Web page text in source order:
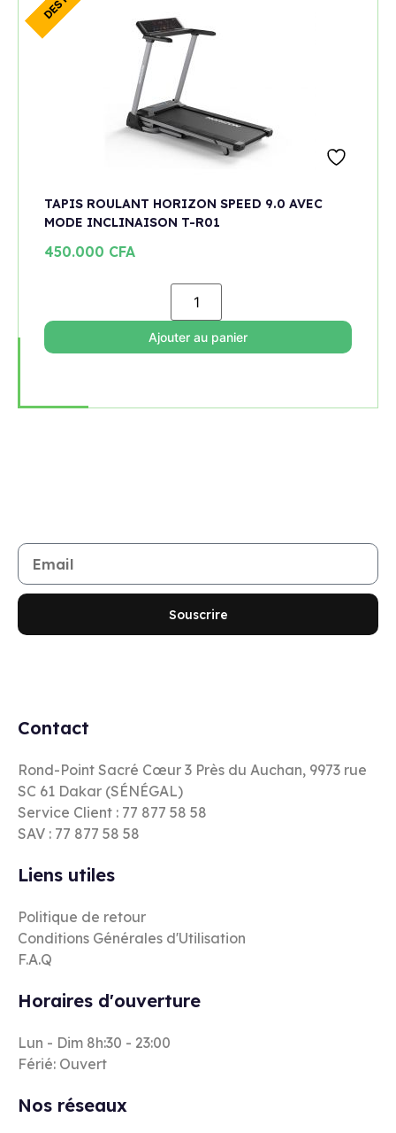
TAPIS ROULANT HORIZON SPEED 9.0 AVEC
MODE INCLINAISON T-R01
450.000 CFA
Ajouter au panier
Souscrire
Contact
Rond-Point Sacré Cœur 3 Près du Auchan, 9973 rue
SC 61 Dakar (SÉNÉGAL)
Service Client : 77 877 58 58
SAV : 77 877 58 58
Liens utiles
Politique de retour
Conditions Générales d'Utilisation
F.A.Q
Horaires d'ouverture
Lun - Dim 8h:30 - 23:00
Férié: Ouvert
Nos réseaux